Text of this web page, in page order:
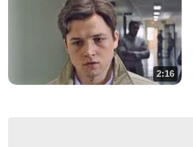
2:16